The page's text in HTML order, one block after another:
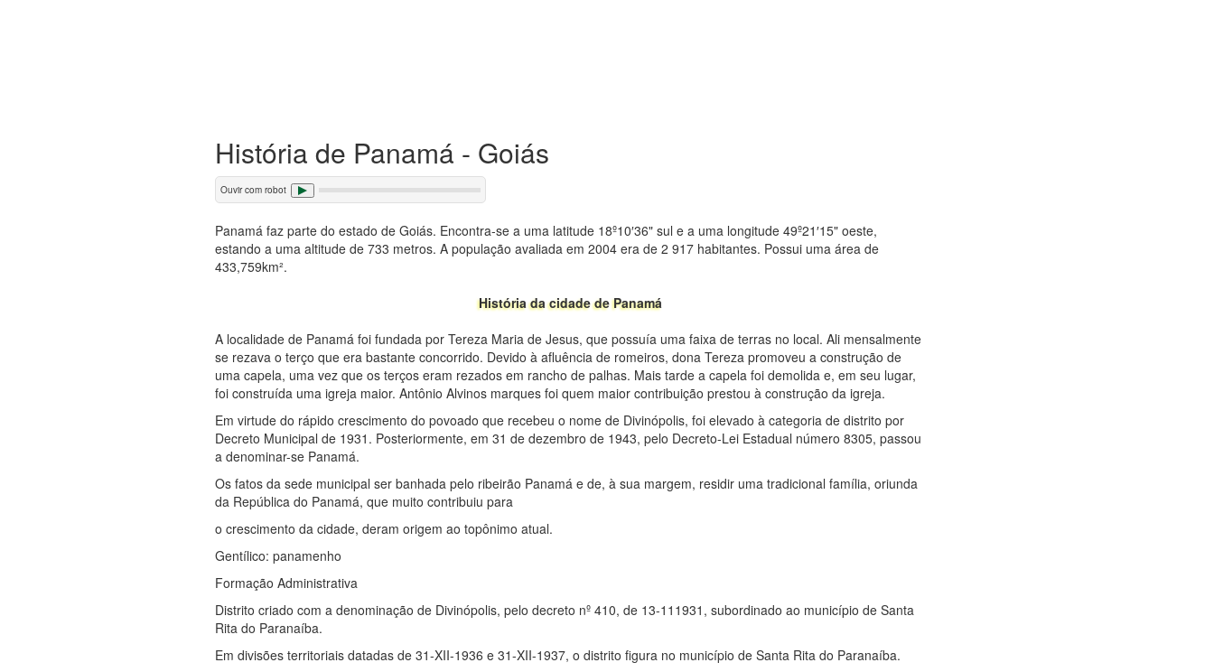
História de Panamá - Goiás
Ouvir com robot
Panamá faz parte do estado de Goiás. Encontra-se a uma latitude 18º10′36" sul e a uma longitude 49º21′15" oeste,
estando a uma altitude de 733 metros. A população avaliada em 2004 era de 2 917 habitantes. Possui uma área de
433,759km².
História da cidade de Panamá
A localidade de Panamá foi fundada por Tereza Maria de Jesus, que possuía uma faixa de terras no local. Ali mensalmente
se rezava o terço que era bastante concorrido. Devido à afluência de romeiros, dona Tereza promoveu a construção de
uma capela, uma vez que os terços eram rezados em rancho de palhas. Mais tarde a capela foi demolida e, em seu lugar,
foi construída uma igreja maior. Antônio Alvinos marques foi quem maior contribuição prestou à construção da igreja.
Em virtude do rápido crescimento do povoado que recebeu o nome de Divinópolis, foi elevado à categoria de distrito por
Decreto Municipal de 1931. Posteriormente, em 31 de dezembro de 1943, pelo Decreto-Lei Estadual número 8305, passou
a denominar-se Panamá.
Os fatos da sede municipal ser banhada pelo ribeirão Panamá e de, à sua margem, residir uma tradicional família, oriunda
da República do Panamá, que muito contribuiu para
o crescimento da cidade, deram origem ao topônimo atual.
Gentílico: panamenho
Formação Administrativa
Distrito criado com a denominação de Divinópolis, pelo decreto nº 410, de 13-111931, subordinado ao município de Santa
Rita do Paranaíba.
Em divisões territoriais datadas de 31-XII-1936 e 31-XII-1937, o distrito figura no município de Santa Rita do Paranaíba.